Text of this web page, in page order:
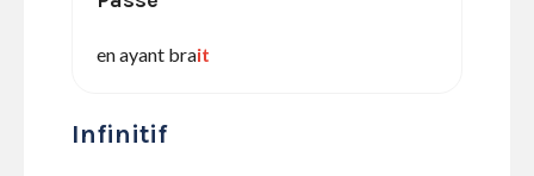
en ayant brait
Infinitif